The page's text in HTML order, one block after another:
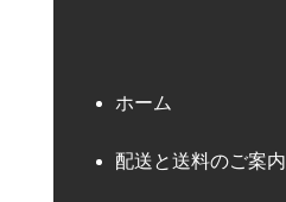
ホーム
配送と送料のご案内